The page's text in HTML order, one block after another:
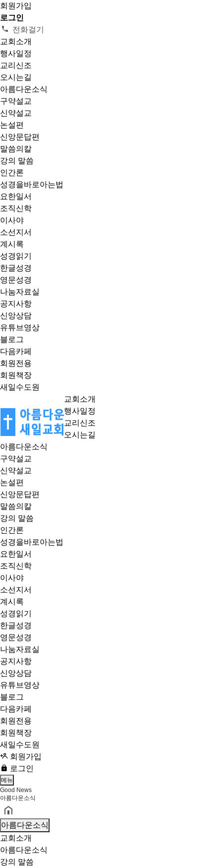
회원가입
로그인
전화걸기
교회소개
행사일정
교리신조
오시는길
아름다운소식
구약설교
신약설교
논설편
신앙문답편
말씀의칼
강의 말씀
인간론
성경을바로아는법
요한일서
조직신학
이사야
소선지서
계시록
성경읽기
한글성경
영문성경
나눔자료실
공지사항
신앙상담
유튜브영상
블로그
다음카페
회원전용
회원책장
새일수도원
교회소개
행사일정
교리신조
오시는길
아름다운소식
구약설교
신약설교
논설편
신앙문답편
말씀의칼
강의 말씀
인간론
성경을바로아는법
요한일서
조직신학
이사야
소선지서
계시록
성경읽기
한글성경
영문성경
나눔자료실
공지사항
신앙상담
유튜브영상
블로그
다음카페
회원전용
회원책장
새일수도원
회원가입
로그인
메뉴
Good News
아름다운소식
아름다운소식
교회소개
아름다운소식
강의 말씀